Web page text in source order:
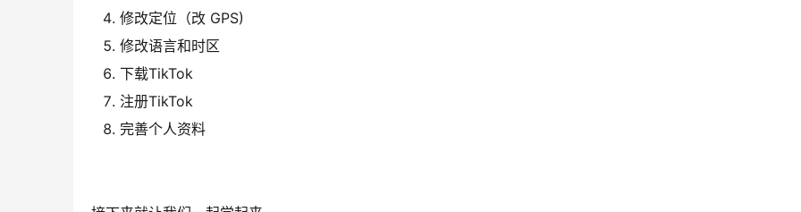
修改定位（改 GPS)
修改语言和时区
下载TikTok
注册TikTok
完善个人资料